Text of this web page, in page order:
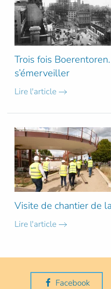
Trois fois
s’émerveiller
Lire l'article
Visite de chantier de
Lire l'article
Facebook